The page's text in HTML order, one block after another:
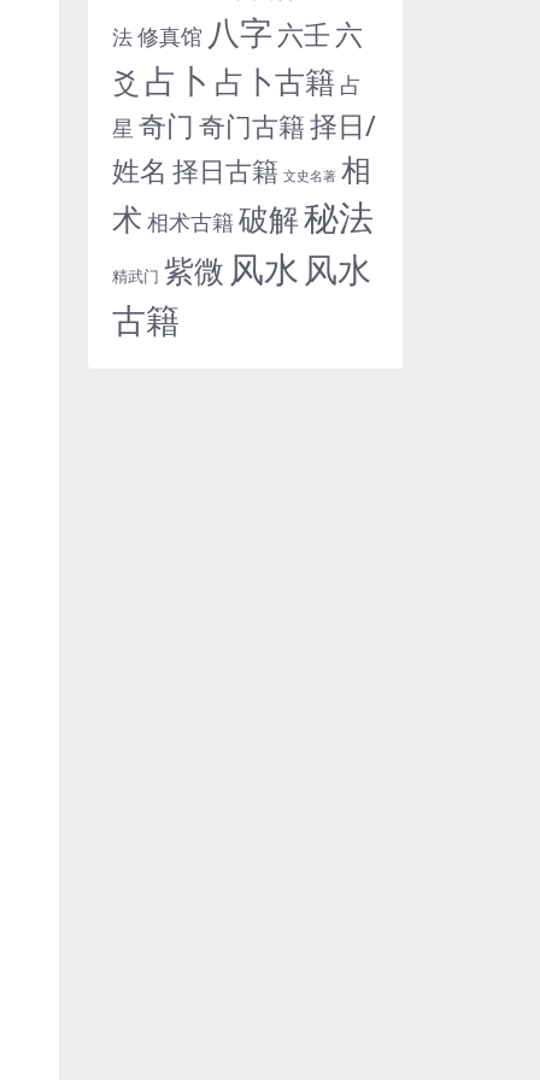
法修真馆 八字 六壬 六
爻 占卜 占卜古籍 占
星 奇门 奇门古籍择日/
姓名 择日古籍 文史名著 相
术 相术古籍破解秘法
精武门 紫微 风水 风水
古籍